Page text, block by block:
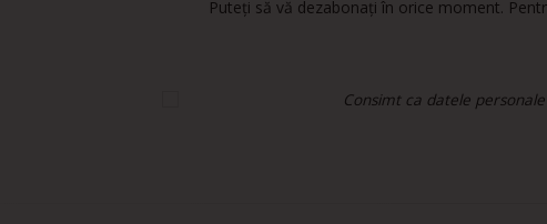
Puteți să vă dezabonați în orice moment.
Consimt ca datele